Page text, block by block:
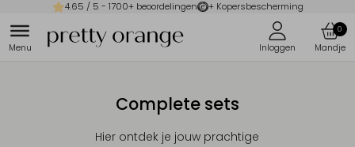
4.65 / 5 - 1700+ beoordelingen + Kopersbescherming
0
Complete sets
Hier ontdek je jouw prachtige